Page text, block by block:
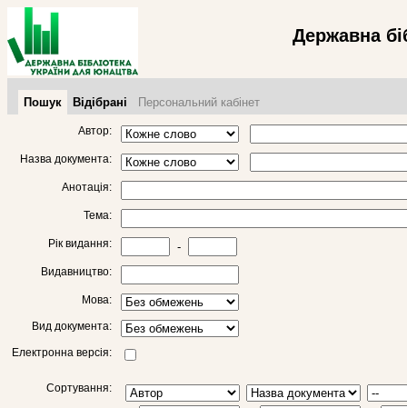
Державна
Пошук Відібрані Персональний кабінет
Автор:
Назва документа:
Анотація:
Тема:
Рік видання: -
Видавництво:
Мова:
Вид документа:
Електронна версія:
Сортування: